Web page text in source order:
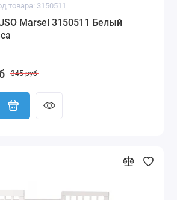
товара: 3150511
Marsel 3150511 Белый
345 руб